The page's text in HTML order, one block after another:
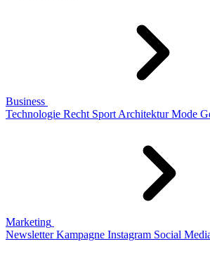
Business
Technologie Recht Sport Architektur Mode
Marketing
Newsletter Kampagne Instagram Social